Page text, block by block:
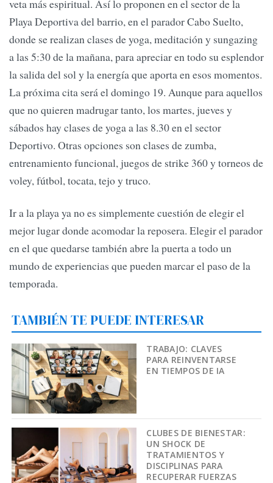
veta más espiritual. Así lo proponen en el sector de la
Playa Deportiva del barrio, en el parador Cabo Suelto,
donde se realizan clases de yoga, meditación y sungazing
a las 5:30 de la mañana, para apreciar en todo su esplendor
la salida del sol y la energía que aporta en esos momentos.
La próxima cita será el domingo 19. Aunque para aquellos
que no quieren madrugar tanto, los martes, jueves y
sábados hay clases de yoga a las 8.30 en el sector
Deportivo. Otras opciones son clases de zumba,
entrenamiento funcional, juegos de strike 360 y torneos de
voley, fútbol, tocata, tejo y truco.
Ir a la playa ya no es simplemente cuestión de elegir el
mejor lugar donde acomodar la reposera. Elegir el parador
en el que quedarse también abre la puerta a todo un
mundo de experiencias que pueden marcar el paso de la
temporada.
TAMBIÉN TE PUEDE INTERESAR
TRABAJO: CLAVES
PARA REINVENTARSE
EN TIEMPOS DE IA
CLUBES DE BIENESTAR:
UN SHOCK DE
TRATAMIENTOS Y
DISCIPLINAS PARA
RECUPERAR FUERZAS